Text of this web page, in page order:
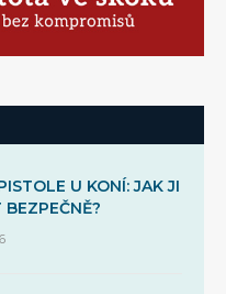
U KONÍ: JAK JI
BEZPEČNĚ?